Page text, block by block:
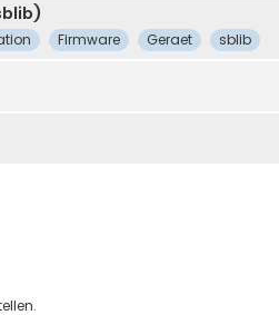
Firmware Geraet sblib